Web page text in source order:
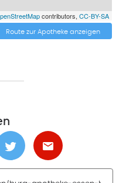
contributors, CC-BY-SA
Route zur Apotheke anzeigen